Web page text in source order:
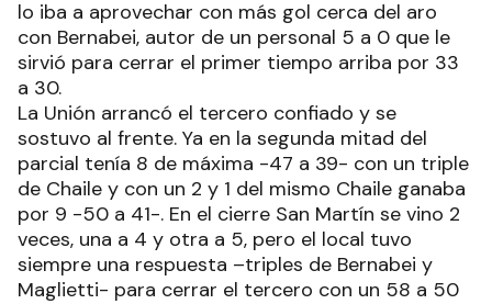
lo iba a aprovechar con más gol cerca del aro
con Bernabei, autor de un personal 5 a 0 que le
sirvió para cerrar el primer tiempo arriba por 33
a 30.
La Unión arrancó el tercero confiado y se
sostuvo al frente. Ya en la segunda mitad del
parcial tenía 8 de máxima -47 a 39- con un triple
de Chaile y con un 2 y 1 del mismo Chaile ganaba
por 9 -50 a 41-. En el cierre San Martín se vino 2
veces, una a 4 y otra a 5, pero el local tuvo
siempre una respuesta –triples de Bernabei y
Maglietti- para cerrar el tercero con un 58 a 50